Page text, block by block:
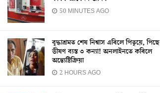
50 MINUTES AGO
বৃদ্ধাশ্ৰমত শেষ নিশ্বাস এৰিলে পিতৃয়ে, পিছে
ভীষণ ব্যস্ত ৩ কন্যা! অনলাইনতে কৰিলে
অন্ত্যেষ্টিক্ৰিয়া
2 HOURS AGO